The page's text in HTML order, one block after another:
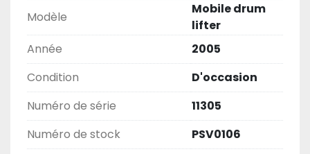
Modèle
Mobile drum
lifter
Année
2005
Condition
D'occasion
Numéro de série
11305
Numéro de stock
PSV0106